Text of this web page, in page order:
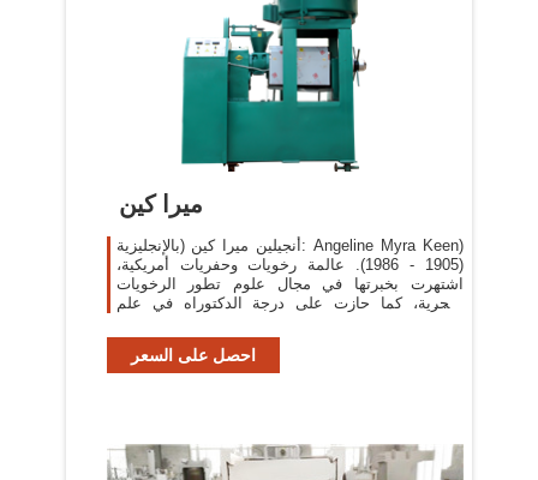
ميرا كين
أنجيلين ميرا كين (بالإنجليزية: Angeline Myra Keen)‏
(1905 - 1986). عالمة رخويات وحفريات أمريكية،
اشتهرت بخبرتها في مجال علوم تطور الرخويات
البحرية، كما حازت على درجة الدكتوراه في علم
احصل على السعر